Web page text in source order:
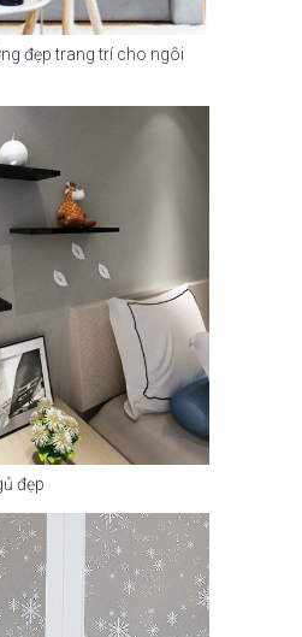
đẹp trang trí cho ngôi
đẹp